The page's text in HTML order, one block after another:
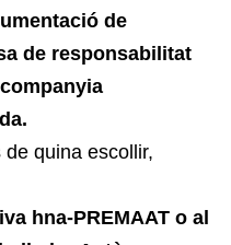
de
de responsabilitat
quina escollir,
hna-PREMAAT o al